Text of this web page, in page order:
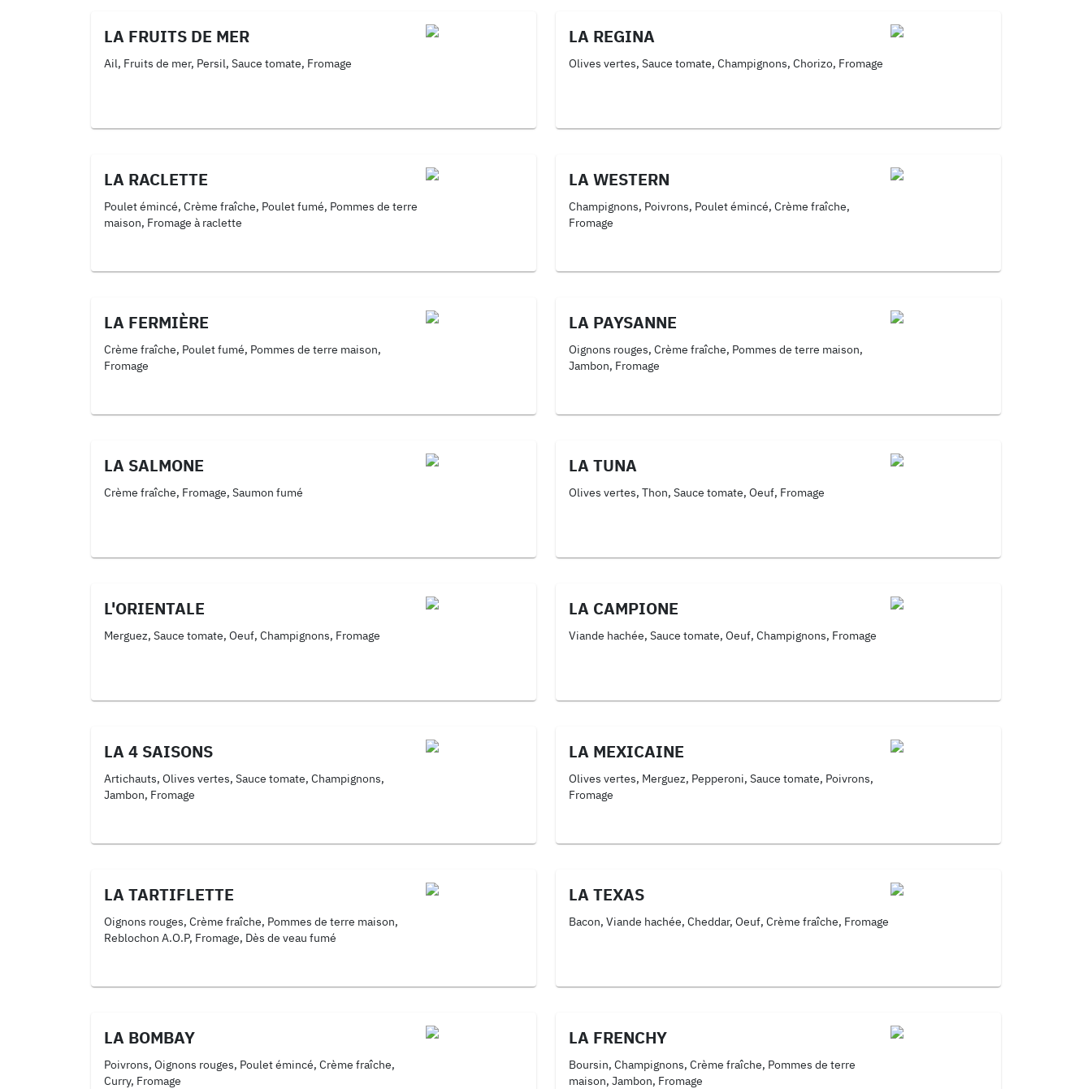
LA FRUITS DE MER
Ail, Fruits de mer, Persil, Sauce tomate, Fromage
LA REGINA
Olives vertes, Sauce tomate, Champignons, Chorizo, Fromage
LA RACLETTE
Poulet émincé, Crème fraîche, Poulet fumé, Pommes de terre
maison, Fromage à raclette
LA WESTERN
Champignons, Poivrons, Poulet émincé, Crème fraîche,
Fromage
LA FERMIÈRE
Crème fraîche, Poulet fumé, Pommes de terre maison,
Fromage
LA PAYSANNE
Oignons rouges, Crème fraîche, Pommes de terre maison,
Jambon, Fromage
LA SALMONE
Crème fraîche, Fromage, Saumon fumé
LA TUNA
Olives vertes, Thon, Sauce tomate, Oeuf, Fromage
L'ORIENTALE
Merguez, Sauce tomate, Oeuf, Champignons, Fromage
LA CAMPIONE
Viande hachée, Sauce tomate, Oeuf, Champignons, Fromage
LA 4 SAISONS
Artichauts, Olives vertes, Sauce tomate, Champignons,
Jambon, Fromage
LA MEXICAINE
Olives vertes, Merguez, Pepperoni, Sauce tomate, Poivrons,
Fromage
LA TARTIFLETTE
Oignons rouges, Crème fraîche, Pommes de terre maison,
Reblochon A.O.P, Fromage, Dès de veau fumé
LA TEXAS
Bacon, Viande hachée, Cheddar, Oeuf, Crème fraîche, Fromage
LA BOMBAY
Poivrons, Oignons rouges, Poulet émincé, Crème fraîche,
Curry, Fromage
LA FRENCHY
Boursin, Champignons, Crème fraîche, Pommes de terre
maison, Jambon, Fromage